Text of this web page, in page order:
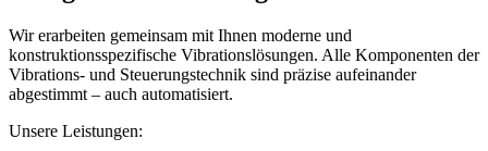
Wir erarbeiten gemeinsam mit Ihnen moderne und
konstruktionsspezifische Vibrationslösungen. Alle Komponenten der
Vibrations- und Steuerungstechnik sind präzise aufeinander
abgestimmt – auch automatisiert.
Unsere Leistungen: